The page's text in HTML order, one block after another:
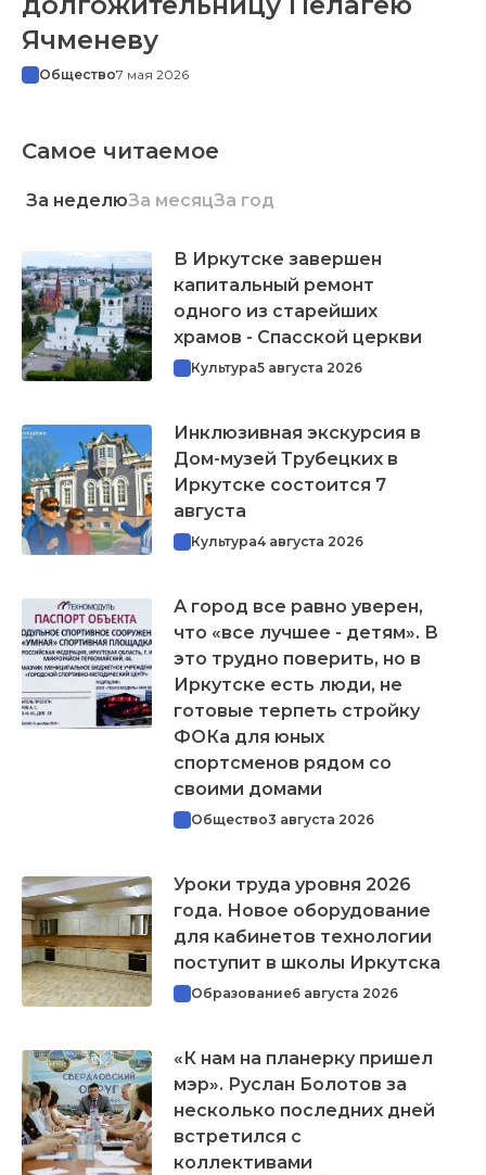
Ячменеву
Общество7 мая 2026
Самое читаемое
За неделюЗа месяцЗа год
В Иркутске завершен
капитальный ремонт
одного из старейших
храмов - Спасской церкви
Культура5 августа 2026
Инклюзивная экскурсия в
Дом-музей Трубецких в
Иркутске состоится 7
августа
Культура4 августа 2026
А город все равно уверен,
что «все лучшее - детям». В
это трудно поверить, но в
Иркутске есть люди, не
готовые терпеть стройку
ФОКа для юных
спортсменов рядом со
своими домами
Общество3 августа 2026
Уроки труда уровня 2026
года. Новое оборудование
для кабинетов технологии
поступит в школы Иркутска
Образование6 августа 2026
«К нам на планерку пришел
мэр». Руслан Болотов за
несколько последних дней
встретился с
коллективами